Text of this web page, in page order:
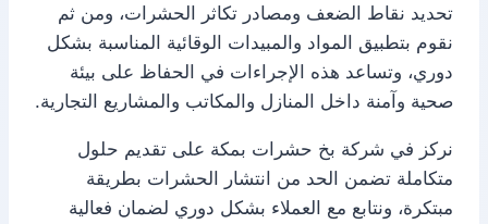
تحديد نقاط الضعف ومصادر تكاثر الحشرات، ومن ثم
نقوم بتطبيق المواد والمبيدات الوقائية المناسبة بشكل
دوري، وتساعد هذه الإجراءات في الحفاظ على بيئة
صحية وآمنة داخل المنازل والمكاتب والمشاريع التجارية.
نركز في شركة بخ حشرات بمكة على تقديم حلول
متكاملة تضمن الحد من انتشار الحشرات بطريقة
مبتكرة، ونتابع مع العملاء بشكل دوري لضمان فعالية